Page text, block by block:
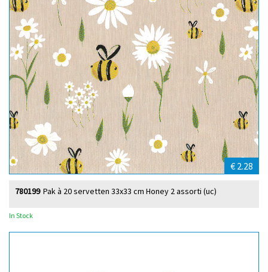
€ 2.28
Pak à 20 servetten 33x33 cm Honey 2 assorti (uc)
780199
In Stock